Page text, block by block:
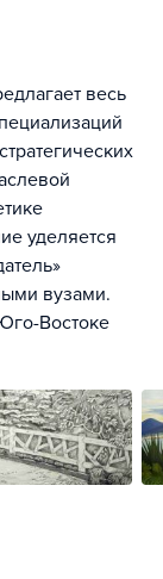
весь
уделяется
вузами.
Востоке